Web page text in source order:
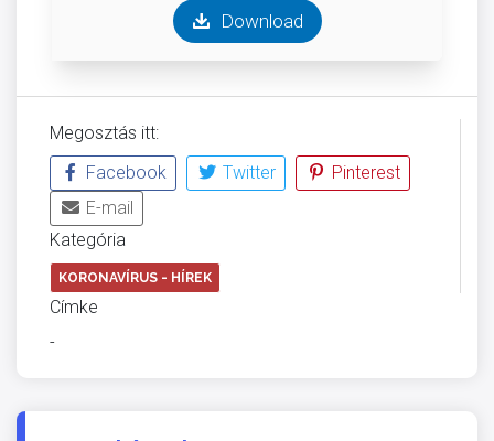
Download
Megosztás itt:
Facebook
Twitter
Pinterest
E-mail
Kategória
KORONAVÍRUS - HÍREK
Címke
-